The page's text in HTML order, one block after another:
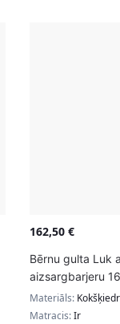
162,50 €
Bērnu gulta Luk
aizsargbarjeru
ekskavators
Materiāls:
Matracis:Ir